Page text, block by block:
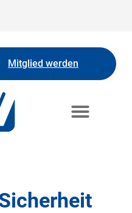
Mitglied werden